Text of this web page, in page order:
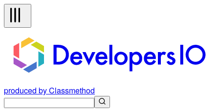
produced by Classmethod